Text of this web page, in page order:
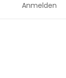
Anmelden